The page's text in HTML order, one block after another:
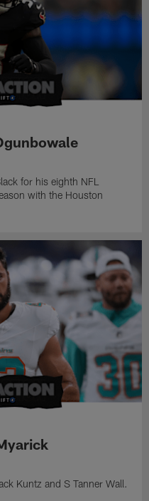
for his eighth NFL
with the Houston
Kuntz and S Tanner Wall.